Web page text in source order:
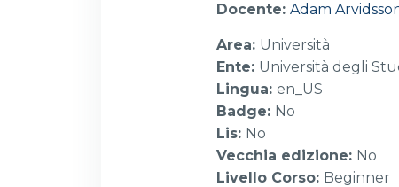
Docente: Adam
Area: Università
Ente: Università degli
Lingua: en_US
Badge: No
Lis: No
Vecchia edizione: No
Livello Corso: Beginner